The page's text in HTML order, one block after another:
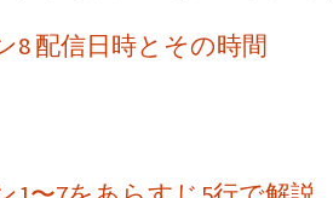
8 配信日時とその時間